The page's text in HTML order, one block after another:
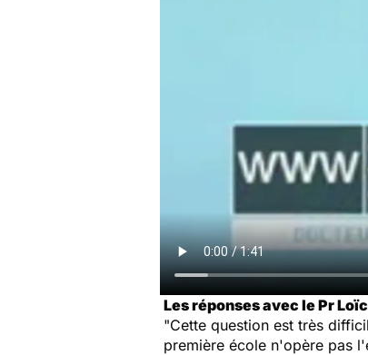
Les réponses avec le Pr
"Cette question est très
première école n'opère pas